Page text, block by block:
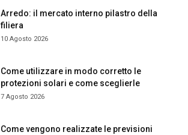
Arredo: il mercato interno pilastro della
filiera
10 Agosto 2026
Come utilizzare in modo corretto le
protezioni solari e come sceglierle
7 Agosto 2026
Come vengono realizzate le previsioni